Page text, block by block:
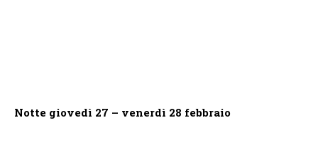
Notte giovedì 27 – venerdì 28 febbraio